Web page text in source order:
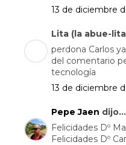
13 de diciembre
Lita (la abue-
perdona Carlos
del comentario
tecnología
13 de diciembre
Pepe Jaen dijo...
Felicidades Dº
Felicidades Dº